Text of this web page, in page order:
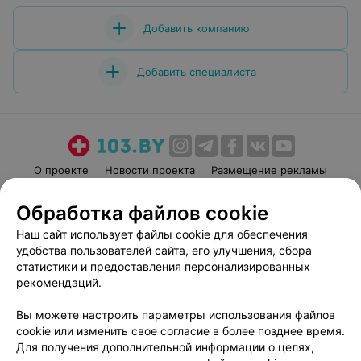
ребёночек поправлялся. Отдельно хочу поблагодарить
врачей и сказать: «Огромное спасибо!» Бондаренко
Светлане Юрьевне, что лечила в реанимации моего
малыша. Разумной Людмиле Марковне, что лечила
Вакульчик Людмиле Ивановне, что сделала кесарево
Добавить компанию
Добавить специалиста
О проекте Новости проекта
Размещение рекламы
Пользовательское соглашение
Способы оплаты
Вакансии
Партнеры
Написать руководителю 103.by
Обработка персональных данных
Обработка файлов cookie
Наш сайт использует файлы cookie для обеспечения
удобства пользователей сайта, его улучшения, сбора
статистики и предоставления персонализированных
рекомендаций.
Вы можете настроить параметры использования файлов
cookie или изменить свое согласие в более позднее время.
Для получения дополнительной информации о целях,